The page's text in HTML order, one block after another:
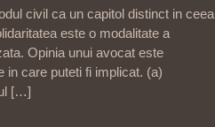
civil ca un capitol distinct in ceea
este o modalitate a
Opinia unui avocat este
in care puteti fi implicat. (a)
[…]